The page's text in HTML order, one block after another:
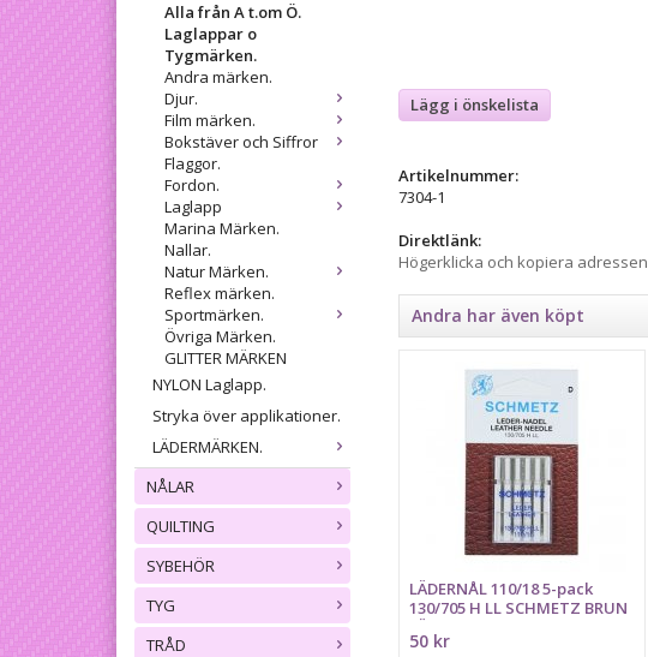
Alla från A t.om Ö.
Laglappar o
Tygmärken.
Andra märken.
Djur.
Film märken.
Bokstäver och Siffror
Flaggor.
Fordon.
Laglapp
Marina Märken.
Nallar.
Natur Märken.
Reflex märken.
Sportmärken.
Övriga Märken.
GLITTER MÄRKEN
NYLON Laglapp.
Stryka över applikationer.
LÄDERMÄRKEN.
NÅLAR
QUILTING
SYBEHÖR
TYG
TRÅD
Lägg i önskelista
Artikelnummer:
7304-1
Direktlänk:
Högerklicka och kopiera adressen
Andra har även köpt
LÄDERNÅL 110/18 5-pack
130/705 H LL SCHMETZ BRUN
FÄRGMARKERING
50 kr